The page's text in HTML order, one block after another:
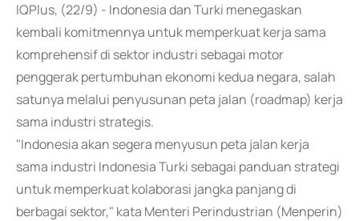
IQPlus, (22/9) - Indonesia dan Turki menegaskan
kembali komitmennya untuk memperkuat kerja sama
komprehensif di sektor industri sebagai motor
penggerak pertumbuhan ekonomi kedua negara, salah
satunya melalui penyusunan peta jalan (roadmap) kerja
sama industri strategis.
"Indonesia akan segera menyusun peta jalan kerja
sama industri Indonesia Turki sebagai panduan strategi
untuk memperkuat kolaborasi jangka panjang di
berbagai sektor," kata Menteri Perindustrian (Menperin)